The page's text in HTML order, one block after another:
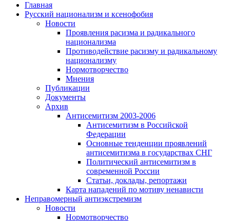
Главная
Русский национализм и ксенофобия
Новости
Проявления расизма и радикального
национализма
Противодействие расизму и радикальному
национализму
Нормотворчество
Мнения
Публикации
Документы
Архив
Антисемитизм 2003-2006
Антисемитизм в Российской
Федерации
Основные тенденции проявлений
антисемитизма в государствах СНГ
Политический антисемитизм в
современной России
Статьи, доклады, репортажи
Карта нападений по мотиву ненависти
Неправомерный антиэкстремизм
Новости
Нормотворчество